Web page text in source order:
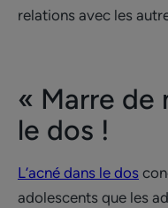
relations avec les
« Marre de
le dos !
L’acné dans le dos
adolescents que les